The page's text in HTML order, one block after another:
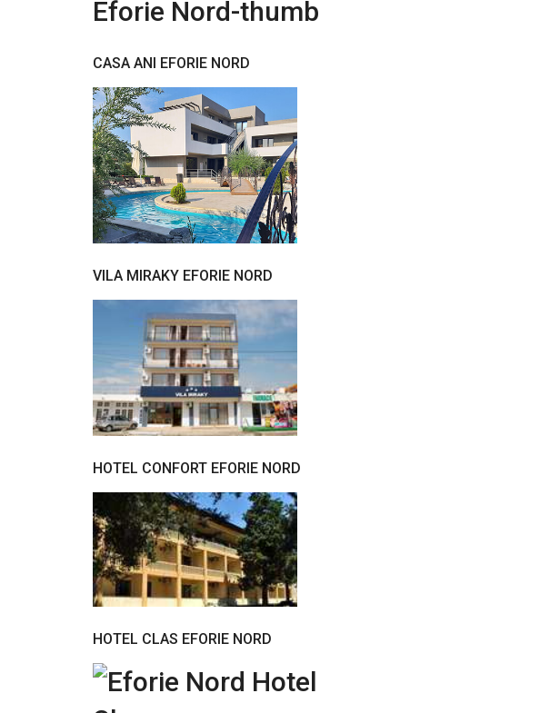
CASA ANI EFORIE NORD
VILA MIRAKY EFORIE NORD
HOTEL CONFORT EFORIE NORD
HOTEL CLAS EFORIE NORD